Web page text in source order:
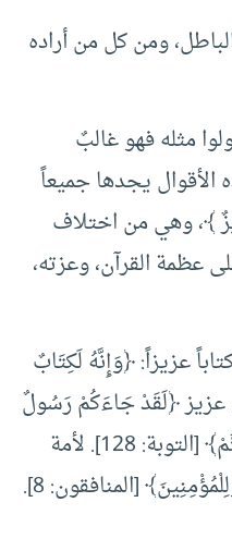
ومن كل من أراده
مثله فهو غالبٌ
الأقوال يجدها جميعاً
﴾، وهي من اختلاف
عظمة القرآن، وعزته،
عزيزاً: ﴿وَإِنَّهُ لَكِتَابٌ
على نبي عزيز ﴿لَقَدْ جَاءَكُمْ رَسُولٌ
مِنْ أَنْفُسِكُمْ عَزِيزٌ عَلَيْهِ مَا عَنِتُّمْ﴾ [التوبة: 128]. لأمة
[المنافقون: 8].